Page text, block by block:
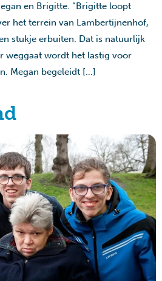
en Brigitte. “Brigitte loopt
het terrein van Lambertijnenhof,
stukje erbuiten. Dat is natuurlijk
weggaat wordt het lastig voor
Megan begeleidt […]